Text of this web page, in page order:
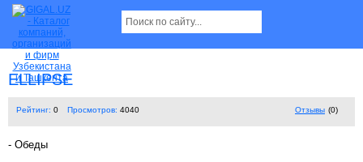
ELLIPSE
Рейтинг: 0 Просмотров: 4040 Отзывы (0)
- Обеды